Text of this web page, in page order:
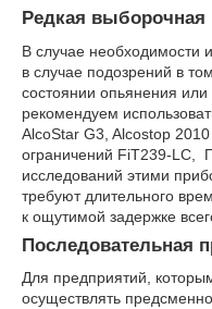
Редкая выборочная
В случае необходимости
в случае подозрений в
состоянии опьянения
рекомендуем
AlcoStar G3, Alcostop
ограничений FiT239-LC,
исследований этими
требуют длительного
к ощутимой задержке
Последовательная
Для предприятий,
осуществлять